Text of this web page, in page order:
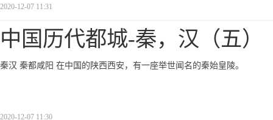
2020-12-07 11:31
中国历代都城-秦，汉（五）
秦汉 秦都咸阳 在中国的陕西西安，有一座举世闻名的秦始皇陵。
2020-12-07 11:30